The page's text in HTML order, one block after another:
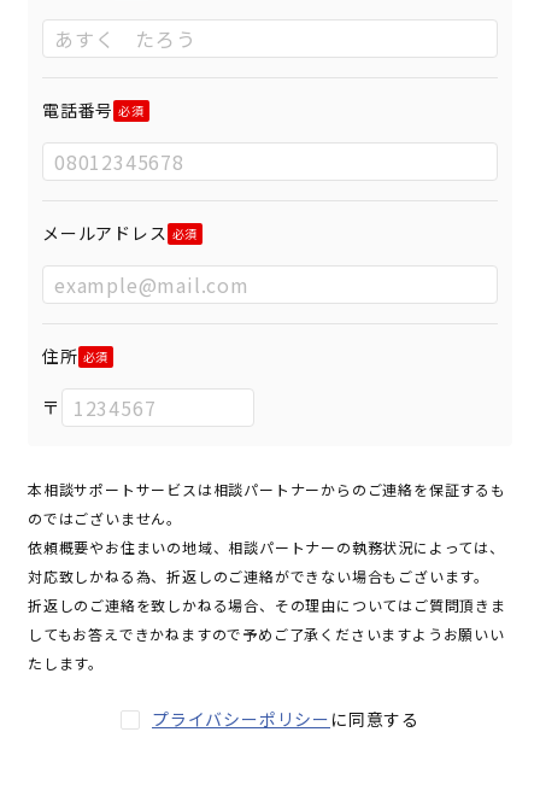
電話番号
メールアドレス
住所
〒
本相談サポートサービスは相談パートナーからのご連絡を保証するも
のではございません。
依頼概要やお住まいの地域、相談パートナーの執務状況によっては、
対応致しかねる為、折返しのご連絡ができない場合もございます。
折返しのご連絡を致しかねる場合、その理由についてはご質問頂きま
してもお答えできかねますので予めご了承くださいますようお願いい
たします。
プライバシーポリシー に同意する